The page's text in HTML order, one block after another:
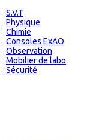
S.V.T
Physique
Chimie
Consoles ExAO
Observation
Mobilier de labo
Sécurité